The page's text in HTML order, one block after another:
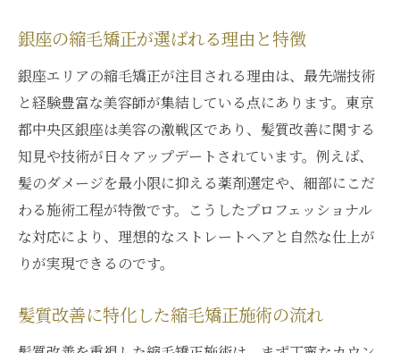
銀座の縮毛矯正が選ばれる理由と特徴
銀座エリアの縮毛矯正が注目される理由は、最先端技術
と経験豊富な美容師が集結している点にあります。東京
都中央区銀座は美容の激戦区であり、髪質改善に関する
知見や技術が日々アップデートされています。例えば、
髪のダメージを最小限に抑える薬剤選定や、細部にこだ
わる施術工程が特徴です。こうしたプロフェッショナル
な対応により、理想的なストレートヘアと自然な仕上が
りが実現できるのです。
髪質改善に特化した縮毛矯正施術の流れ